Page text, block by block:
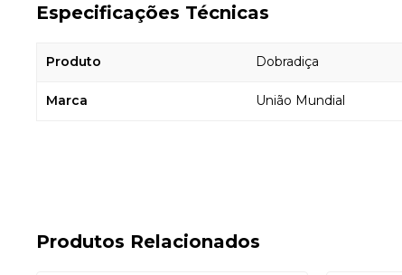
Especificações Técnicas
Produto Dobradiça
Marca União Mundial
Produtos Relacionados